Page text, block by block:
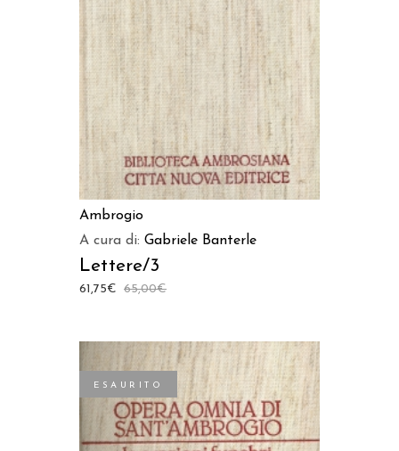
AGGIUNGI AL CARRELLO
Ambrogio
A cura di: Gabriele Banterle
Lettere/3
65,00€
61,75€
ESAURITO